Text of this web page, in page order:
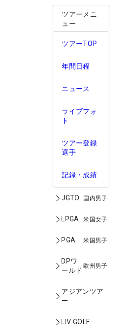
ツアーメニ
ュー
ツアーTOP
年間日程
ニュース
ライブフォ
ト
ツアー登録
選手
記録・成績
JGTO 国内男子
LPGA 米国女子
PGA 米国男子
DPワ
ールド
欧州男子
アジアンツア
ー
LIV GOLF